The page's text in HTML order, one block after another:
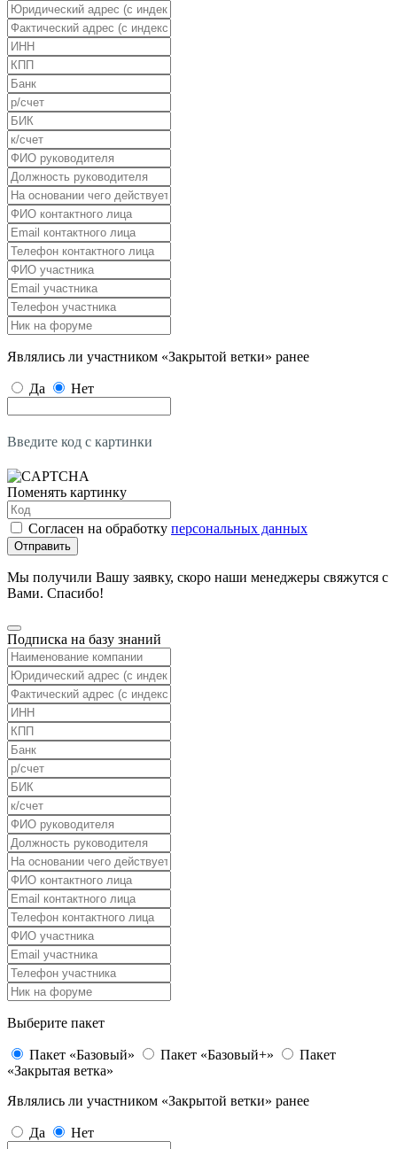
Являлись ли участником «Закрытой ветки» ранее
Да Нет
Введите код с картинки
Поменять картинку
Согласен на обработку персональных данных
Отправить
Мы получили Вашу заявку, скоро наши менеджеры свяжутся с
Вами. Спасибо!
Подписка на базу знаний
Выберите пакет
Пакет «Базовый» Пакет «Базовый+»
Пакет
«Закрытая ветка»
Являлись ли участником «Закрытой ветки» ранее
Да Нет